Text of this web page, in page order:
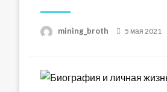
mining_broth
Posted
5 мая 2021